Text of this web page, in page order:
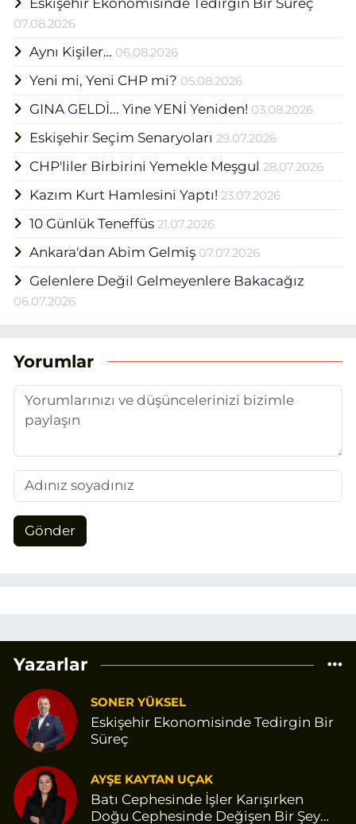
Haber Ajansı (EHA) bünyesinde Medya
Eskişehir Ekonomisinde Tedirgin Bir Süreç
07.08.2026
Aynı Kişiler… 06.08.2026
Yeni mi, Yeni CHP mi? 05.08.2026
GINA GELDİ... Yine YENİ Yeniden! 03.08.2026
Eskişehir Seçim Senaryoları 29.07.2026
CHP'liler Birbirini Yemekle Meşgul 28.07.2026
Kazım Kurt Hamlesini Yaptı! 23.07.2026
10 Günlük Teneffüs 21.07.2026
Ankara'dan Abim Gelmiş 07.07.2026
Gelenlere Değil Gelmeyenlere Bakacağız
06.07.2026
Yorumlar
Gönder
Yazarlar
SONER YÜKSEL
Eskişehir Ekonomisinde Tedirgin Bir
Süreç
AYŞE KAYTAN UÇAK
Batı Cephesinde İşler Karışırken
Doğu Cephesinde Değişen Bir Şey